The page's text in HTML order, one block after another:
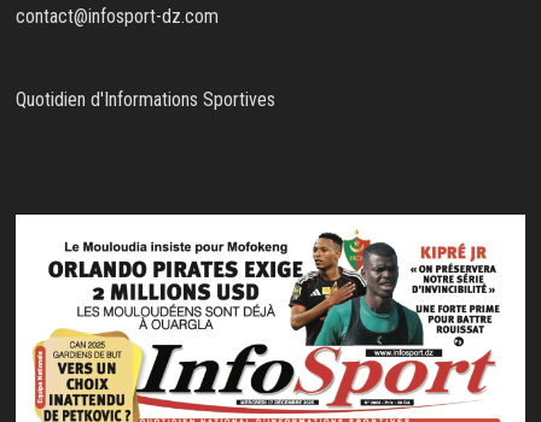
contact@infosport-dz.com
Quotidien d'Informations Sportives